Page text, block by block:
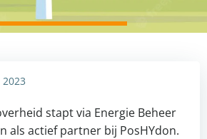
stapt via Energie Beheer
als actief partner bij PosHYdon.